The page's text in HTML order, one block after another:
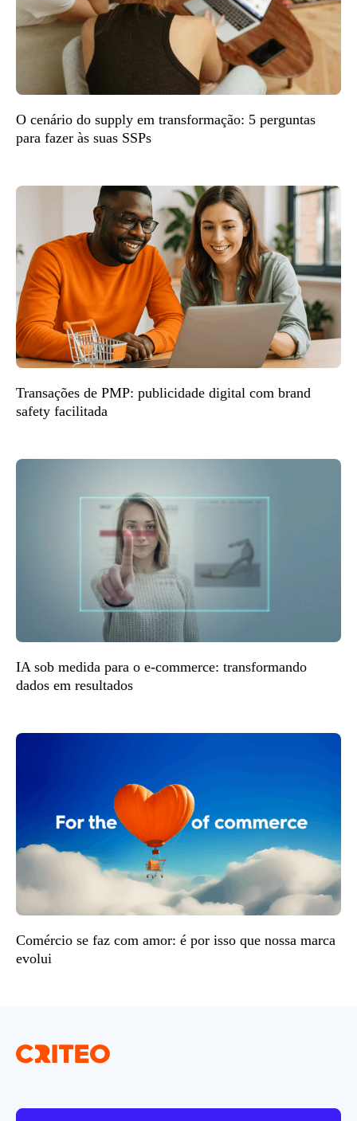
O cenário do supply em transformação: 5 perguntas
para fazer às suas SSPs
Transações de PMP: publicidade digital com brand
safety facilitada
IA sob medida para o e-commerce: transformando
dados em resultados
Comércio se faz com amor: é por isso que nossa marca
evolui